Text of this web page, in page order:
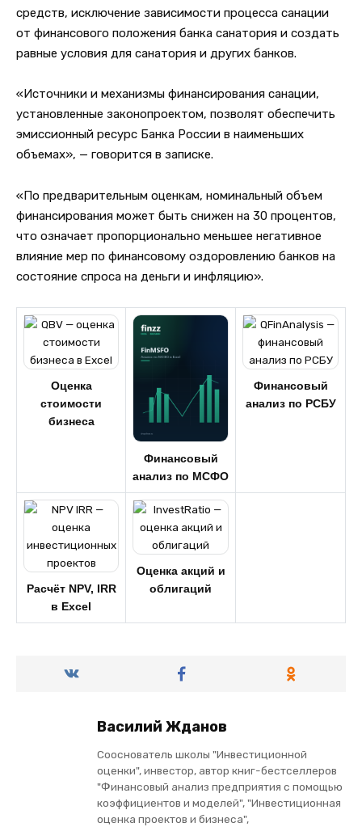
средств, исключение зависимости процесса санации
от финансового положения банка санатория и создать
равные условия для санатория и других банков.
«Источники и механизмы финансирования санации,
установленные законопроектом, позволят обеспечить
эмиссионный ресурс Банка России в наименьших
объемах», — говорится в записке.
«По предварительным оценкам, номинальный объем
финансирования может быть снижен на 30 процентов,
что означает пропорционально меньшее негативное
влияние мер по финансовому оздоровлению банков на
состояние спроса на деньги и инфляцию».
Оценка
стоимости
бизнеса
Финансовый
анализ по МСФО
Финансовый
анализ по РСБУ
Расчёт NPV, IRR
в Excel
Оценка акций и
облигаций
Василий Жданов
Сооснователь школы "Инвестиционной
оценки", инвестор, автор книг-бестселлеров
"Финансовый анализ предприятия с помощью
коэффициентов и моделей", "Инвестиционная
оценка проектов и бизнеса",